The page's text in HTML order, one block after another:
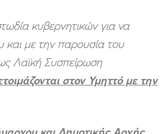
κυβερνητικών για να
και με την παρουσία του
Λαϊκή Συσπείρωση
στον Υμηττό με την